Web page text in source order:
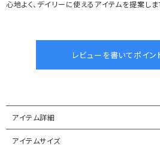
心地よく、デイリーに使えるアイテムを提案しま
アイテム詳細
アイテムサイズ